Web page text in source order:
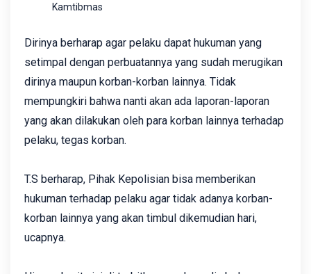
Kamtibmas
Dirinya berharap agar pelaku dapat hukuman yang
setimpal dengan perbuatannya yang sudah merugikan
dirinya maupun korban-korban lainnya. Tidak
mempungkiri bahwa nanti akan ada laporan-laporan
yang akan dilakukan oleh para korban lainnya terhadap
pelaku, tegas korban.
T.S berharap, Pihak Kepolisian bisa memberikan
hukuman terhadap pelaku agar tidak adanya korban-
korban lainnya yang akan timbul dikemudian hari,
ucapnya.